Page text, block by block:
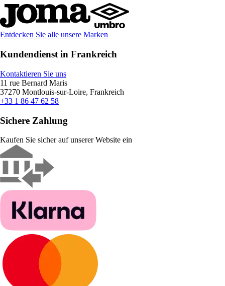
Entdecken Sie alle unsere Marken
Kundendienst in Frankreich
Kontaktieren Sie uns
11 rue Bernard Maris
37270 Montlouis-sur-Loire, Frankreich
+33 1 86 47 62 58
Sichere Zahlung
Kaufen Sie sicher auf unserer Website ein